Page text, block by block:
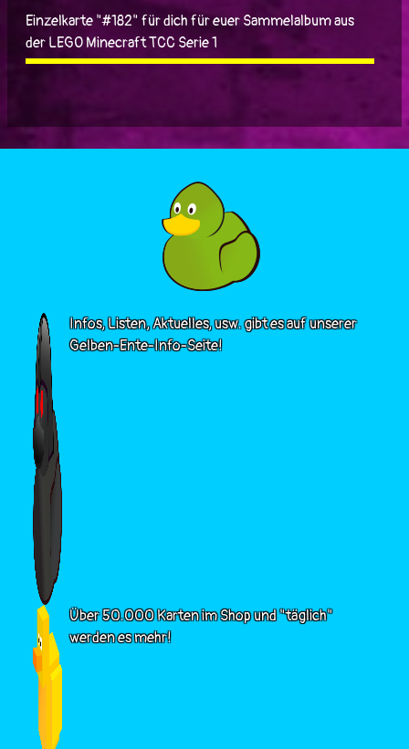
Einzelkarte "#182" für dich für euer Sammelalbum aus
der LEGO Minecraft TCC Serie 1
Infos, Listen, Aktuelles, usw. gibt es auf unserer
Gelben-Ente-Info-Seite!
Über 50.000 Karten im Shop und "täglich"
werden es mehr!